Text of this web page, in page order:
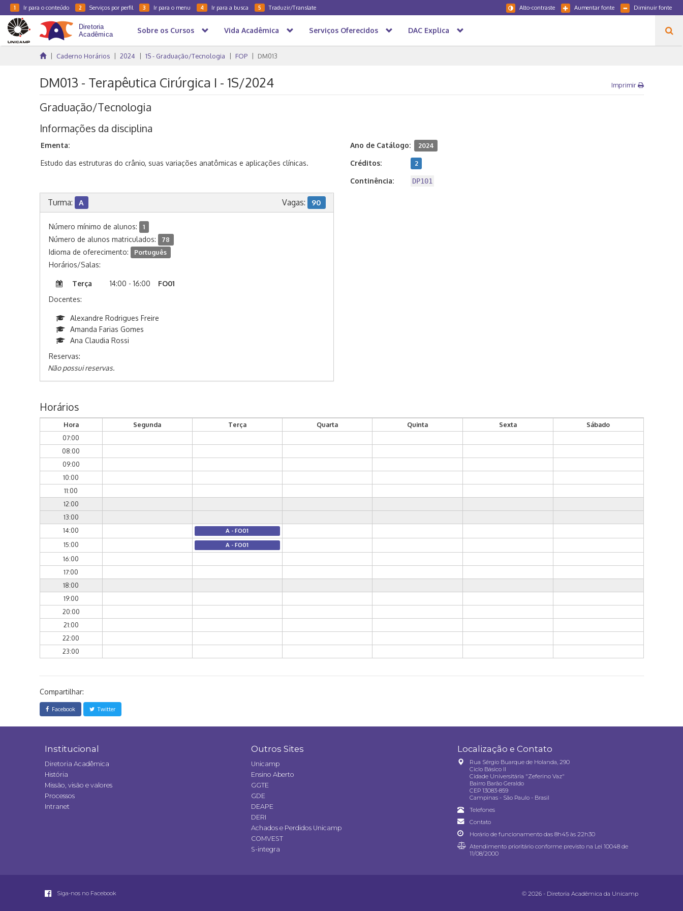
1 Ir para o conteúdo 2 Serviços por perfil 3 Ir para o menu 4 Ir para a busca 5 Traduzir/Translate Diminuir fonte
Aumentar fonte
Alto-contraste
Sobre os Cursos Vida Acadêmica Serviços Oferecidos DAC Explica
Caderno Horários 2024 1S - Graduação/Tecnologia FOP DM013
DM013 - Terapêutica Cirúrgica I - 1S/2024 Imprimir
Graduação/Tecnologia
Informações da disciplina
Ementa:
Estudo das estruturas do crânio, suas variações anatômicas e aplicações clínicas.
Ano de Catálogo: 2024
Créditos: 2
Continência: DP101
Turma: A Vagas: 90
Número mínimo de alunos: 1
Número de alunos matriculados: 78
Idioma de oferecimento: Português
Horários/Salas:
Terça 14:00 - 16:00
FO01
Docentes:
Alexandre Rodrigues Freire
Amanda Farias Gomes
Ana Claudia Rossi
Reservas:
Não possui reservas.
Horários
Hora Segunda Terça Quarta Quinta Sexta
Sábado
07:00
08:00
09:00
10:00
11:00
12:00
13:00
14:00
A - FO01
15:00 A - FO01
16:00
17:00
18:00
19:00
20:00
21:00
22:00
23:00
Compartilhar:
Facebook Twitter
Institucional
Diretoria Acadêmica
História
Missão, visão e valores
Processos
Intranet
Outros Sites
Unicamp
Ensino Aberto
GGTE
GDE
DEAPE
DERI
Achados e Perdidos Unicamp
COMVEST
S-integra
Localização e Contato
Rua Sérgio Buarque de Holanda, 290
Ciclo Básico II
Cidade Universitária "Zeferino Vaz"
Bairro Barão Geraldo
CEP 13083-859
Campinas - São Paulo - Brasil
Telefones
Contato
Horário de funcionamento das 8h45 às 22h30
Atendimento prioritário conforme previsto na Lei 10048 de
11/08/2000
Siga-nos no Facebook © 2026 - Diretoria Acadêmica da Unicamp